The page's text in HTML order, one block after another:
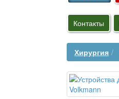
Контакты
Хирургия